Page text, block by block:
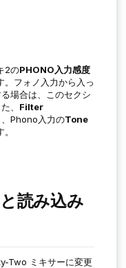
2のPHONO入力感度
。フォノ入力から入っ
場合は、このセクシ
、 Filter
Phono入力のTone
読み込み
Two ミキサーに変更